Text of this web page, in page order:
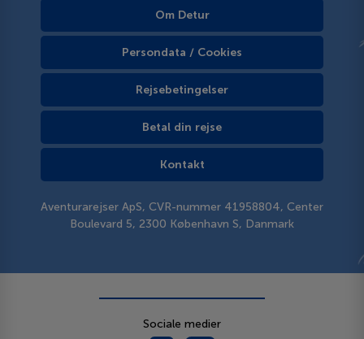
Om Detur
Persondata / Cookies
Rejsebetingelser
Betal din rejse
Kontakt
Aventurarejser ApS, CVR-nummer 41958804, Center
Boulevard 5, 2300 København S, Danmark
Sociale medier